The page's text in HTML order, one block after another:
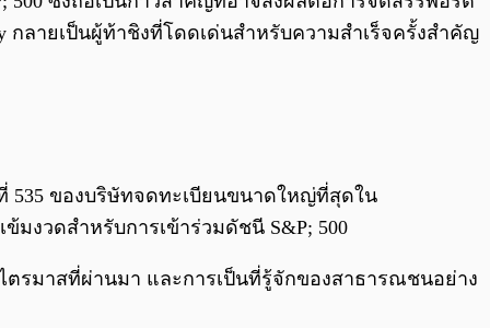
กลายเป็นผู้ท้าชิงที่โดดเด่นสำหรับความสำเร็จครั้งสำคัญ
535 ของบริษัทจดทะเบียนขนาดใหญ่ที่สุดใน
มงวดสำหรับการเข้าร่วมดัชนี S&P; 500
ตรมาสที่ผ่านมา และการเป็นที่รู้จักของสาธารณชนอย่าง